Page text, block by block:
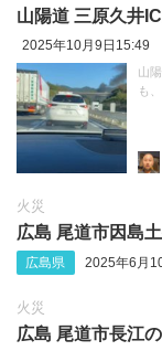
山陽道 三原久井
2025年10月9日15:49
山
も
火災
広島 尾道市因島
広島県 2025年6月
火災
広島 尾道市長江